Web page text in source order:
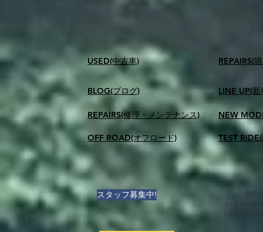
USED(中古車)
BLOG(ブログ)
REPAIRS(修理・メンテナンス)
OFF ROAD(オフロード)
​REPAIRS(
LINE UP(
NEW
TEST
スタッフ募集中!
岡山
ハスクバー
FAX/TEL